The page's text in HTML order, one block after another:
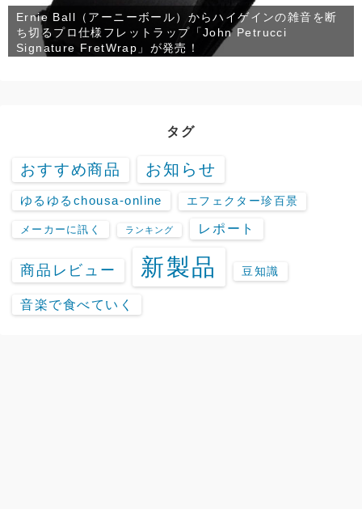
Ernie Ball（アーニーボール）からハイゲインの雑音を断
ち切るプロ仕様フレットラップ「John Petrucci
Signature FretWrap」が発売！
タグ
おすすめ商品 お知らせ
ゆるゆるchousa-online エフェクター珍百景
メーカーに訊く ランキング レポート
商品レビュー 新製品 豆知識
音楽で食べていく